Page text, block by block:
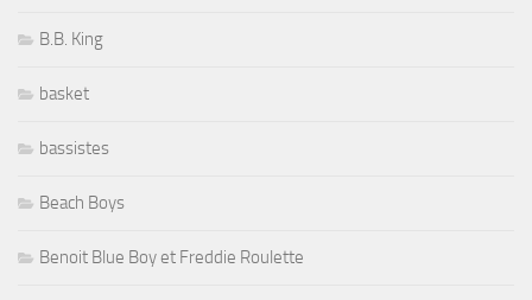
B.B. King
basket
bassistes
Beach Boys
Benoit Blue Boy et Freddie Roulette